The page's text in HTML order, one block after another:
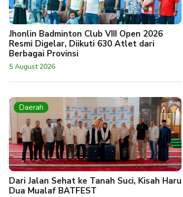
Jhonlin Badminton Club VIII Open 2026
Resmi Digelar, Diikuti 630 Atlet dari
Berbagai Provinsi
5 August 2026
Daerah
Dari Jalan Sehat ke Tanah Suci, Kisah Haru
Dua Mualaf BATFEST